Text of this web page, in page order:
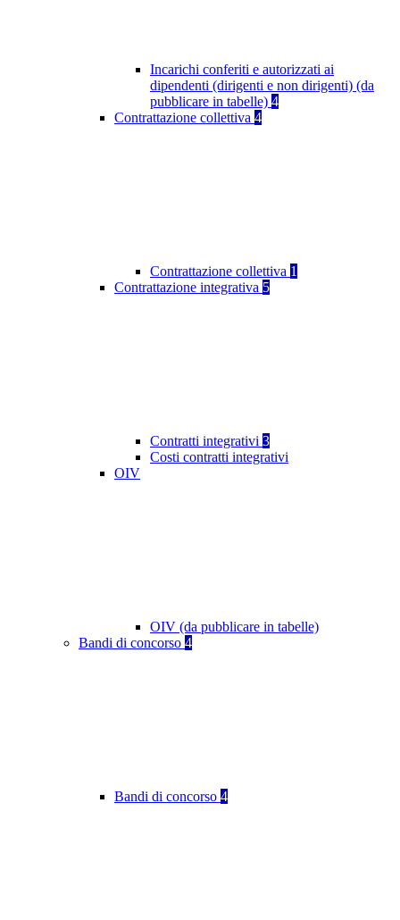
Incarichi conferiti e autorizzati ai
dipendenti (dirigenti e non dirigenti) (da
pubblicare in tabelle) 4
Contrattazione collettiva 4
Contrattazione collettiva 1
Contrattazione integrativa 5
Contratti integrativi 3
Costi contratti integrativi
OIV
OIV (da pubblicare in tabelle)
Bandi di concorso 4
Bandi di concorso 4